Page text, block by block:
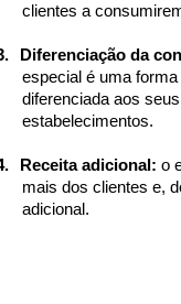
clientes a
Diferenciação da
especial é uma
diferenciada aos
estabelecimentos.
Receita adicional: o
mais dos clientes e,
adicional.